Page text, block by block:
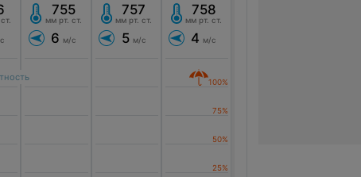
755
мм рт. ст.
6 м/с
757
мм рт. ст.
5 м/с
758
мм рт. ст.
4 м/с